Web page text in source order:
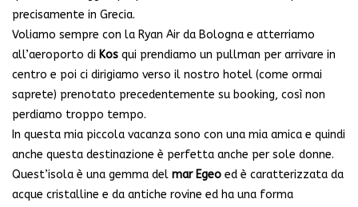
precisamente in Grecia.
Voliamo sempre con la Ryan Air da Bologna e atterriamo
all’aeroporto di Kos qui prendiamo un pullman per arrivare in
centro e poi ci dirigiamo verso il nostro hotel (come ormai
saprete) prenotato precedentemente su booking, così non
perdiamo troppo tempo.
In questa mia piccola vacanza sono con una mia amica e quindi
anche questa destinazione è perfetta anche per sole donne.
Quest’isola è una gemma del mar Egeo ed è caratterizzata da
acque cristalline e da antiche rovine ed ha una forma